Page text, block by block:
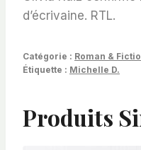
d’écrivaine. RTL.
Catégorie : Roman &
Étiquette : Michelle D.
Produits